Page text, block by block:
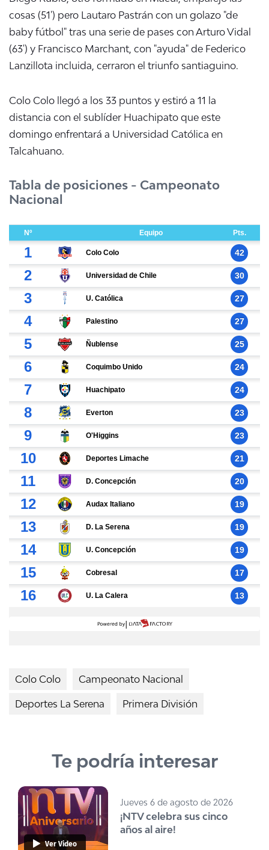
cosas (51') pero Lautaro Pastrán con un golazo "de
baby fútbol" tras una serie de pases con Arturo Vidal
(63') y Francisco Marchant, con "ayuda" de Federico
Lanzillota incluida, cerraron el triunfo santiaguino.
Colo Colo llegó a los 33 puntos y estiró a 11 la
distancia con el sublíder Huachipato que este
domingo enfrentará a Universidad Católica en
Talcahuano.
Tabla de posiciones - Campeonato
Nacional
Colo Colo Campeonato Nacional
Deportes La Serena Primera División
Te podría interesar
Ver Video
Jueves 6 de agosto de 2026
¡NTV celebra sus cinco
años al aire!